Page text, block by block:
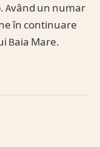
Având un numar
în continuare
Baia Mare.